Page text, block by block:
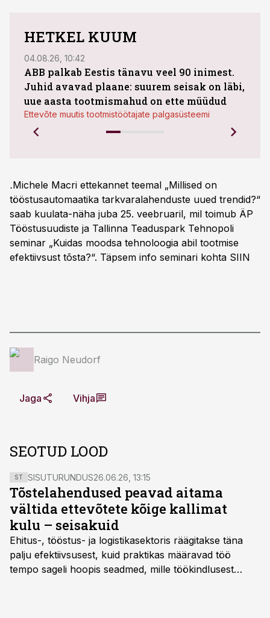
HETKEL KUUM
04.08.26, 10:42
ABB palkab Eestis tänavu veel 90 inimest.
Juhid avavad plaane: suurem seisak on läbi,
uue aasta tootmismahud on ette müüdud
Ettevõte muutis tootmistöötajate palgasüsteemi
.Michele Macri ettekannet teemal „Millised on
tööstusautomaatika tarkvaralahenduste uued trendid?“
saab kuulata-näha juba 25. veebruaril, mil toimub ÄP
Tööstusuudiste ja Tallinna Teaduspark Tehnopoli
seminar „Kuidas moodsa tehnoloogia abil tootmise
efektiivsust tõsta?“. Täpsem info seminari kohta SIIN
Raigo Neudorf
Jaga Vihja
SEOTUD LOOD
ST SISUTURUNDUS26.06.26, 13:15
Tõstelahendused peavad aitama
vältida ettevõtete kõige kallimat
kulu – seisakuid
Ehitus-, tööstus- ja logistikasektoris räägitakse täna
palju efektiivsusest, kuid praktikas määravad töö
tempo sageli hoopis seadmed, mille töökindlusest